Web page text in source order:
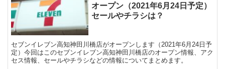
オープン（2021年6月24日予定）
セールやチラシは？
セブンイレブン高知神田川橋店がオープンします（2021年6月24日予
定）今回はこのセブンイレブン高知神田川橋店のオープン情報、アク
セス情報、セールやチラシなどの情報についてまとめます。